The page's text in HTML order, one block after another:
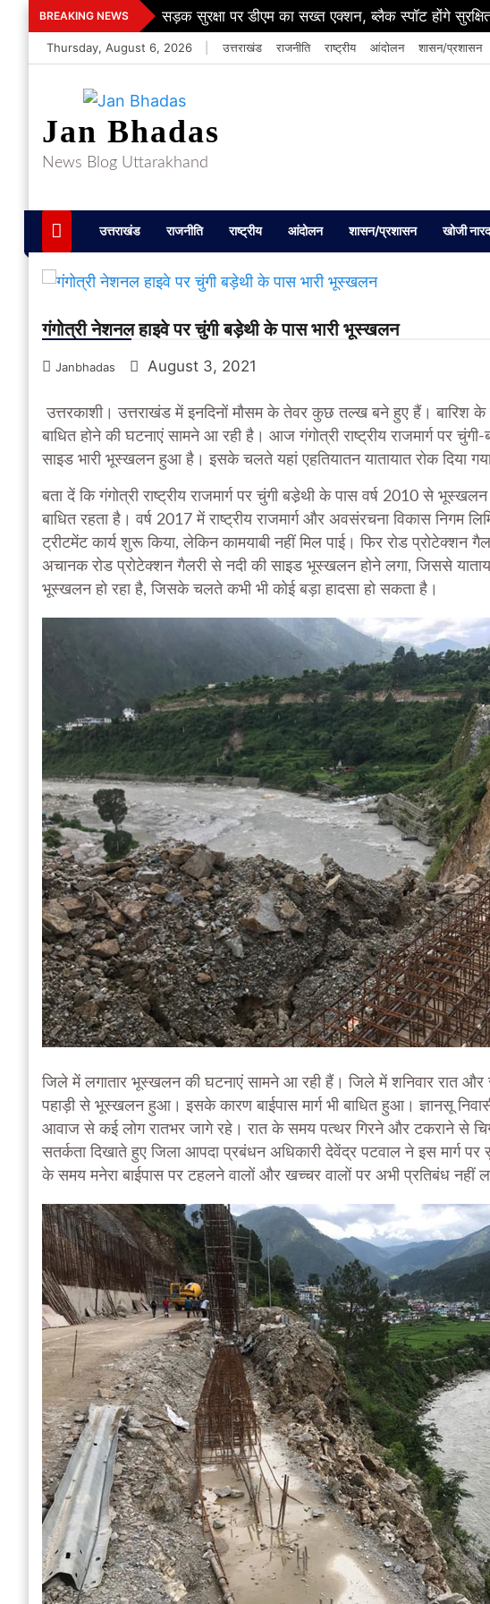
Skip
to
content
BREAKING NEWS सड़क सुरक्षा पर डीएम का सख्त एक्शन, ब्लैक स्पॉट होंगे
Thursday, August 6, 2026 उत्तराखंड राजनीति राष्ट्रीय आंदोलन शासन/प्रशासन
Jan Bhadas
News Blog Uttarakhand
उत्तराखंड राजनीति राष्ट्रीय आंदोलन शासन/प्रशासन खोजी नारद
गंगोत्री नेशनल हाइवे पर चुंगी बड़ेथी के पास भारी भूस्खलन
Janbhadas August 3, 2021
उत्तरकाशी। उत्तराखंड में इनदिनों मौसम के तेवर कुछ तल्ख बने हुए हैं।
बाधित होने की घटनाएं सामने आ रही है। आज गंगोत्री राष्ट्रीय राजमार्ग पर
साइड भारी भूस्खलन हुआ है। इसके चलते यहां एहतियातन यातायात रोक दिया
बता दें कि गंगोत्री राष्ट्रीय राजमार्ग पर चुंगी बडे़थी के पास वर्ष 2010 से
बाधित रहता है। वर्ष 2017 में राष्ट्रीय राजमार्ग और अवसंरचना विकास
ट्रीटमेंट कार्य शुरू किया, लेकिन कामयाबी नहीं मिल पाई। फिर रोड प्रोटेक्शन
अचानक रोड प्रोटेक्शन गैलरी से नदी की साइड भूस्खलन होने लगा, जिससे
भूस्खलन हो रहा है, जिसके चलते कभी भी कोई बड़ा हादसा हो सकता है।
जिले में लगातार भूस्खलन की घटनाएं सामने आ रही हैं। जिले में शनिवार रात और
पहाड़ी से भूस्खलन हुआ। इसके कारण बाईपास मार्ग भी बाधित हुआ। ज्ञानसू
आवाज से कई लोग रातभर जागे रहे। रात के समय पत्थर गिरने और टकराने से
सतर्कता दिखाते हुए जिला आपदा प्रबंधन अधिकारी देवेंद्र पटवाल ने इस मार्ग पर
के समय मनेरा बाईपास पर टहलने वालों और खच्चर वालों पर अभी प्रतिबंध नहीं